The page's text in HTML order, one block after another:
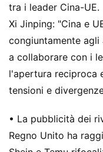
tra i leader Cina-UE.
Xi Jinping: "Cina e
congiuntamente
a collaborare con i
l'apertura reciproca
tensioni e
• La pubblicità dei
Regno Unito ha